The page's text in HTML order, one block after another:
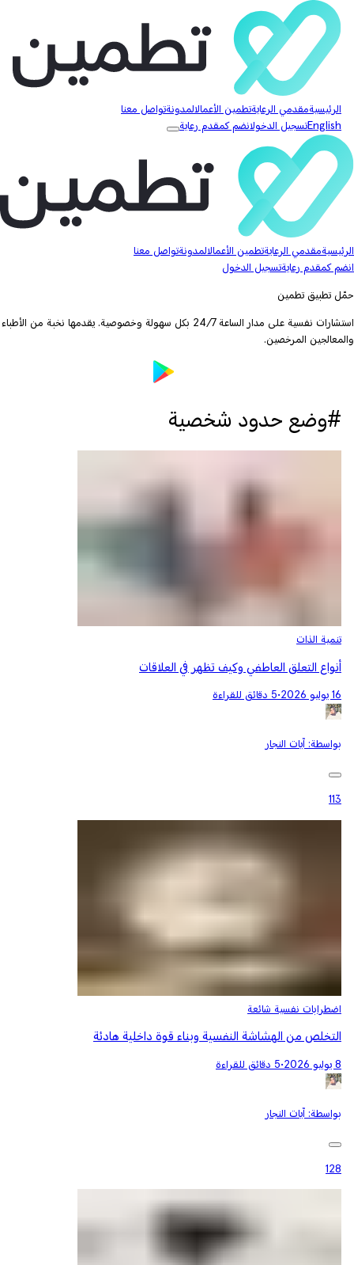
الرئيسيةمقدمي الرعايةتطمين الأعمالالمدونةتواصل معنا
Englishتسجيل الدخولانضم كمقدم رعاية
الرئيسيةمقدمي الرعايةتطمين الأعمالالمدونةتواصل معنا
انضم كمقدم رعايةتسجيل الدخول
حمّل تطبيق تطمين
استشارات نفسية على مدار الساعة 24/7 بكل سهولة وخصوصية. يقدمها نخبة من الأطباء
والمعالجين المرخصين.
#وضع حدود شخصية
تنمية الذات
أنواع التعلق العاطفي وكيف تظهر في العلاقات
16 يوليو 2026 •5 دقائق للقراءة
بواسطة: آيات النجار
113
اضطرابات نفسية شائعة
التخلص من الهشاشة النفسية وبناء قوة داخلية هادئة
8 يوليو 2026 •5 دقائق للقراءة
بواسطة: آيات النجار
128